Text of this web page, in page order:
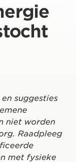
suggesties
niet worden
Raadpleeg
met fysieke